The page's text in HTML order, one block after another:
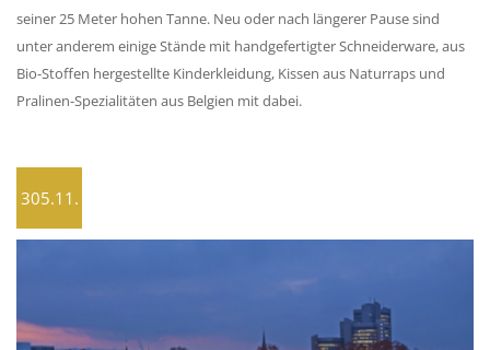
seiner 25 Meter hohen Tanne. Neu oder nach längerer Pause sind
unter anderem einige Stände mit handgefertigter Schneiderware, aus
Bio-Stoffen hergestellte Kinderkleidung, Kissen aus Naturraps und
Pralinen-Spezialitäten aus Belgien mit dabei.
305.11.